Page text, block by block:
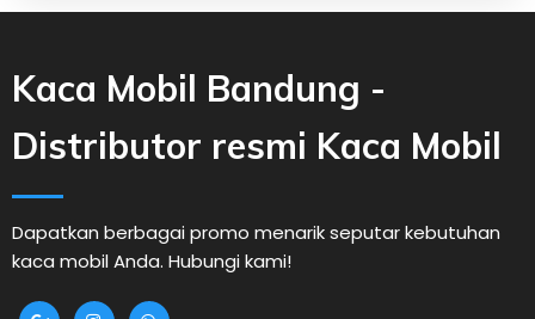
Kaca Mobil Bandung -
Distributor resmi Kaca Mobil
Dapatkan berbagai promo menarik seputar kebutuhan
kaca mobil Anda. Hubungi kami!